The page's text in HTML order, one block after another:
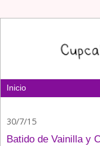
30/7/15
Batido de Vainilla y